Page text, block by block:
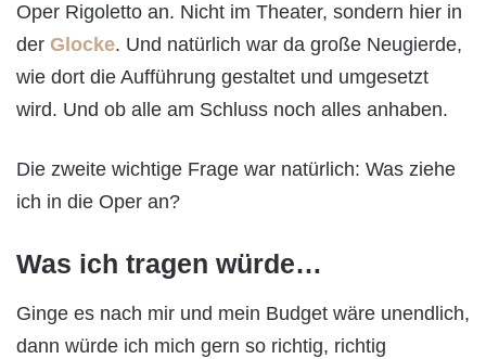
Oper Rigoletto an. Nicht im Theater, sondern hier in
der Glocke. Und natürlich war da große Neugierde,
wie dort die Aufführung gestaltet und umgesetzt
wird. Und ob alle am Schluss noch alles anhaben.
Die zweite wichtige Frage war natürlich: Was ziehe
ich in die Oper an?
Was ich tragen würde…
Ginge es nach mir und mein Budget wäre unendlich,
dann würde ich mich gern so richtig, richtig